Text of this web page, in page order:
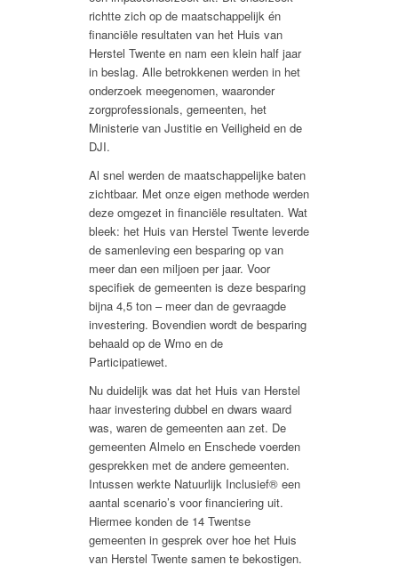
richtte zich op de maatschappelijk én
financiële resultaten van het Huis van
Herstel Twente en nam een klein half jaar
in beslag. Alle betrokkenen werden in het
onderzoek meegenomen, waaronder
zorgprofessionals, gemeenten, het
Ministerie van Justitie en Veiligheid en de
DJI.
Al snel werden de maatschappelijke baten
zichtbaar. Met onze eigen methode werden
deze omgezet in financiële resultaten. Wat
bleek: het Huis van Herstel Twente leverde
de samenleving een besparing op van
meer dan een miljoen per jaar. Voor
specifiek de gemeenten is deze besparing
bijna 4,5 ton – meer dan de gevraagde
investering. Bovendien wordt de besparing
behaald op de Wmo en de
Participatiewet.
Nu duidelijk was dat het Huis van Herstel
haar investering dubbel en dwars waard
was, waren de gemeenten aan zet. De
gemeenten Almelo en Enschede voerden
gesprekken met de andere gemeenten.
Intussen werkte Natuurlijk Inclusief® een
aantal scenario’s voor financiering uit.
Hiermee konden de 14 Twentse
gemeenten in gesprek over hoe het Huis
van Herstel Twente samen te bekostigen.